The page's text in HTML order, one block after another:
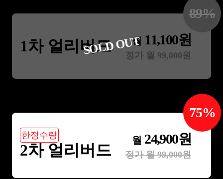
1차 얼리버드 월 11,100원
정가 월99,000원
89%
SOLD OUT
한정수량
2차 얼리버드
월 24,900원
정가 월99,000원
75%